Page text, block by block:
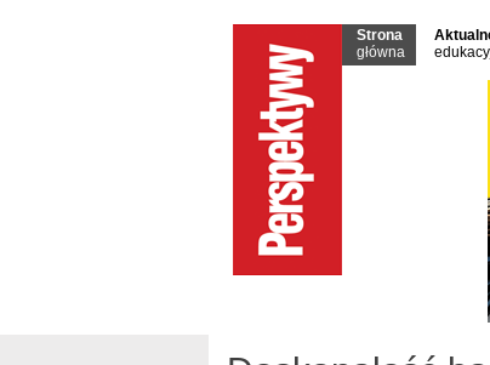
Strona
główna